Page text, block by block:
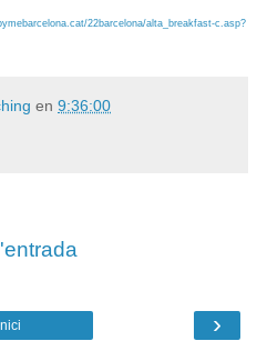
22barcelona/alta_breakfast-c.asp?
en 9:36:00
›
Inici